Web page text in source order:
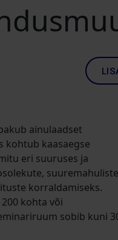
ainulaadset
kohtub kaasaegse
eri suuruses ja
suuremahuliste
korraldamiseks.
kohta või
sobib kuni